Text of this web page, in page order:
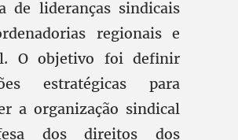
de lideranças sindicais
regionais e
O objetivo foi definir
estratégicas para
a organização sindical
dos direitos dos